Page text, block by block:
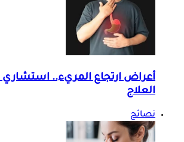
أعراض ارتجاع المريء..
العلاج
نصائح